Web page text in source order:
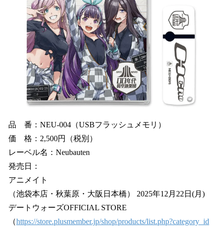
品 番：NEU-004（USBフラッシュメモリ）
価 格：2,500円（税別）
レーベル名：Neubauten
発売日：
アニメイト
（池袋本店・秋葉原・大阪日本橋） 2025年12月22日(月)
デートウォーズOFFICIAL STORE
（https://store.plusmember.jp/shop/products/list.php?category_id